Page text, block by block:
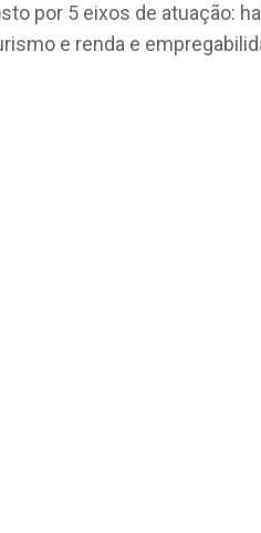
por 5 eixos de atuação:
e renda e